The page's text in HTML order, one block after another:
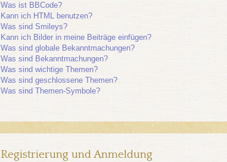
Was ist BBCode?
Kann ich HTML benutzen?
Was sind Smileys?
Kann ich Bilder in meine Beiträge einfügen?
Was sind globale Bekanntmachungen?
Was sind Bekanntmachungen?
Was sind wichtige Themen?
Was sind geschlossene Themen?
Was sind Themen-Symbole?
Registrierung und Anmeldung